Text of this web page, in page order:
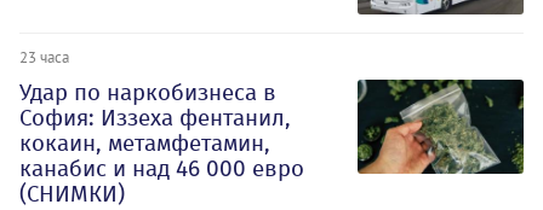
23 часа
Удар по наркобизнеса в
София: Иззеха фентанил,
кокаин, метамфетамин,
канабис и над 46 000 евро
(СНИМКИ)